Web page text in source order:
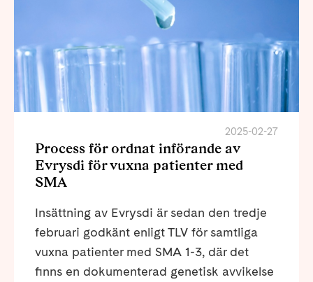
2025-02-27
Process för ordnat införande av
Evrysdi för vuxna patienter med
SMA
Insättning av Evrysdi är sedan den tredje
februari godkänt enligt TLV för samtliga
vuxna patienter med SMA 1-3, där det
finns en dokumenterad genetisk avvikelse